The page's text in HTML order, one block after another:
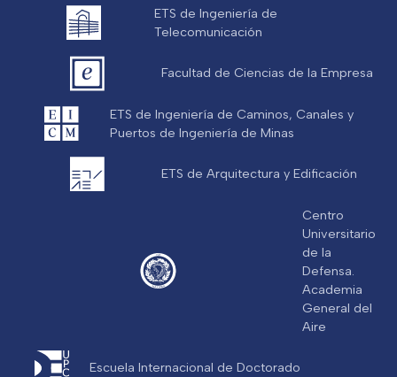
ETS de Ingeniería de
Telecomunicación
Facultad de Ciencias de la Empresa
ETS de Ingeniería de Caminos, Canales y
Puertos de Ingeniería de Minas
ETS de Arquitectura y Edificación
Centro
Universitario
de la
Defensa.
Academia
General del
Aire
Escuela Internacional de Doctorado